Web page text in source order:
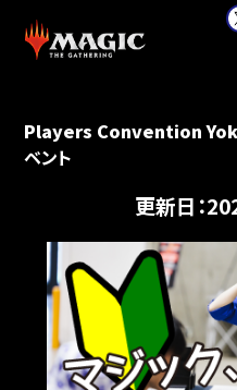
Players Convention
ベント
更新日：